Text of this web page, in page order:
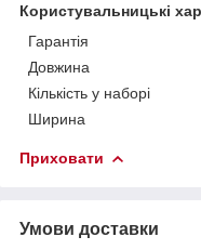
Користувальницькі
Гарантія
Довжина
Кількість у наборі
Ширина
Приховати
Умови доставки